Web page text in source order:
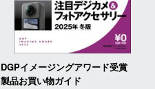
DGPイメージングアワード受賞
製品お買い物ガイド